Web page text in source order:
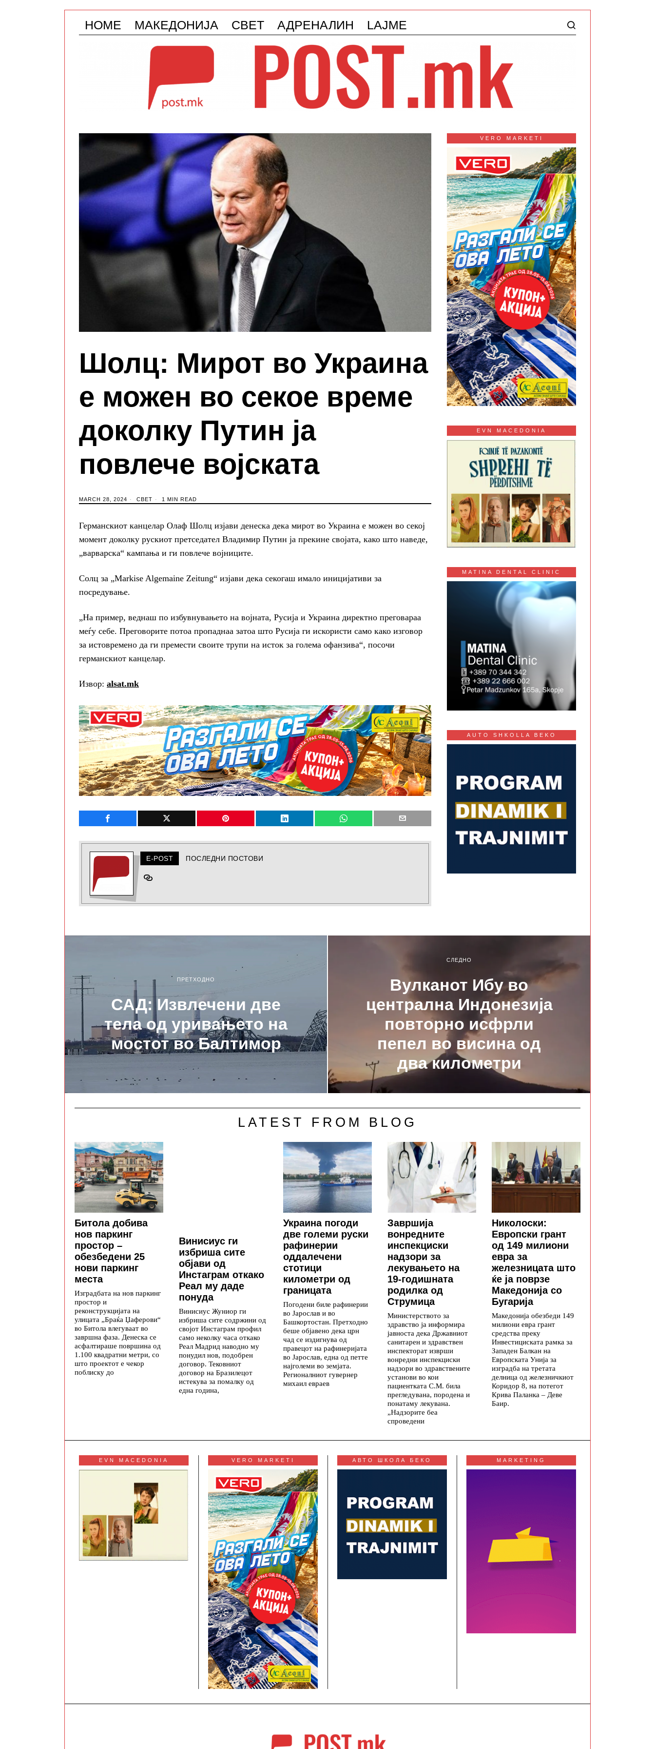
HOME МАКЕДОНИЈА СВЕТ АДРЕНАЛИН LAJME
Шолц: Мирот во Украина
е можен во секое време
доколку Путин ја
повлече војската
MARCH 28, 2024 СВЕТ 1 MIN READ
Германскиот канцелар Олаф Шолц изјави денеска дека мирот во Украина е можен во секој
момент доколку рускиот претседател Владимир Путин ја прекине својата, како што наведе,
„варварска“ кампања и ги повлече војниците.
Солц за „Markise Algemaine Zeitung“ изјави дека секогаш имало иницијативи за
посредување.
„На пример, веднаш по избувнувањето на војната, Русија и Украина директно преговараа
меѓу себе. Преговорите потоа пропаднаа затоа што Русија ги искористи само како изговор
за истовремено да ги премести своите трупи на исток за голема офанзива“, посочи
германскиот канцелар.
Извор: alsat.mk
E-POST ПОСЛЕДНИ ПОСТОВИ
VERO MARKETI
EVN MACEDONIA
MATINA DENTAL CLINIC
AUTO SHKOLLA BEKO
ПРЕТХОДНО
САД: Извлечени две
тела од уривањето на
мостот во Балтимор
СЛЕДНО
Вулканот Ибу во
централна Индонезија
повторно исфрли
пепел во висина од
два километри
LATEST FROM BLOG
Битола добива
нов паркинг
простор –
обезбедени 25
нови паркинг
места
Изградбата на нов паркинг
простор и
реконструкцијата на
улицата „Браќа Џаферови“
во Битола влегуваат во
завршна фаза. Денеска се
асфалтираше површина од
1.100 квадратни метри, со
што проектот е чекор
поблиску до
Винисиус ги
избриша сите
објави од
Инстаграм откако
Реал му даде
понуда
Винисиус Жуниор ги
избриша сите содржини од
својот Инстаграм профил
само неколку часа откако
Реал Мадрид наводно му
понудил нов, подобрен
договор. Тековниот
договор на Бразилецот
истекува за помалку од
една година,
Украина погоди
две големи руски
рафинерии
оддалечени
стотици
километри од
границата
Погодени биле рафинерии
во Јарослав и во
Башкортостан. Претходно
беше објавено дека црн
чад се издигнува од
правецот на рафинеријата
во Јарослав, една од петте
најголеми во земјата.
Регионалниот гувернер
михаил евраев
Завршија
вонредните
инспекциски
надзори за
лекувањето на
19-годишната
родилка од
Струмица
Министерството за
здравство ја информира
јавноста дека Државниот
санитарен и здравствен
инспекторат изврши
вонредни инспекциски
надзори во здравствените
установи во кои
пациентката С.М. била
прегледувана, породена и
понатаму лекувана.
„Надзорите беа
спроведени
Николоски:
Европски грант
од 149 милиони
евра за
железницата што
ќе ја поврзе
Македонија со
Бугарија
Македонија обезбеди 149
милиони евра грант
средства преку
Инвестициската рамка за
Западен Балкан на
Европската Унија за
изградба на третата
делница од железничкиот
Коридор 8, на потегот
Крива Паланка – Деве
Баир.
EVN MACEDONIA VERO MARKETI АВТО ШКОЛА БЕКО MARKETING